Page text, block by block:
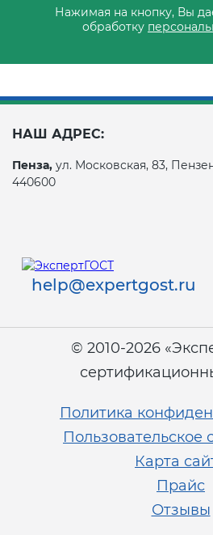
Нажимая на кнопку, Вы
обработку
НАШ АДРЕС:
Пенза, ул. Московская, 83,
440600
help@expertgost.ru
© 2010-2026
Политика
Пользовательское
Карта
Прайс
Отзывы